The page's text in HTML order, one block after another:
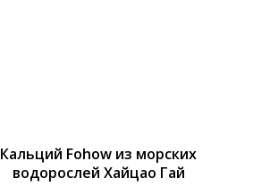
Кальций Fohow из морских
водорослей Хайцао Гай